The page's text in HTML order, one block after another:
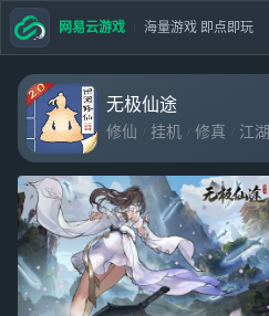
无极仙途
修仙 挂机 修真 江湖
网易云游戏 海量游戏 即点即玩